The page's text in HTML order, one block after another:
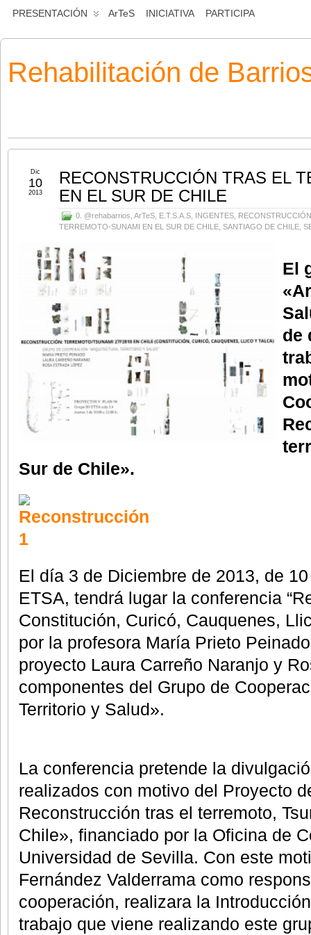
PRESENTACIÓN ArTeS INICIATIVA PARTICIPA
Rehabilitación de
RECONSTRUCCIÓN TRAS EL
EN EL SUR DE CHILE
0. @rehabarrios ArTeS E.T.S.A.S INGENTES
TERREMOTO-SUNAMI EN EL SUR DE CHILE SANTIAGO DE CHILE
Dic
10
2013
El
de
Sur de Chile».
El día 3 de Diciembre de 2013, de
ETSA, tendrá lugar la conferencia
Constitución, Curicó, Cauquenes,
por la profesora María Prieto
proyecto Laura Carreño Naranjo y
componentes del Grupo de
Territorio y Salud».
La conferencia pretende la
realizados con motivo del Proyecto
Reconstrucción tras el terremoto,
Chile», financiado por la Oficina de
Universidad de Sevilla. Con este
Fernández Valderrama como
cooperación, realizara la
trabajo que viene realizando este